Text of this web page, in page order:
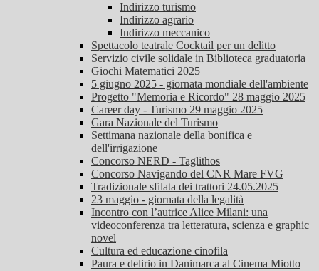
Indirizzo turismo
Indirizzo agrario
Indirizzo meccanico
Spettacolo teatrale Cocktail per un delitto
Servizio civile solidale in Biblioteca graduatoria
Giochi Matematici 2025
5 giugno 2025 - giornata mondiale dell'ambiente
Progetto "Memoria e Ricordo" 28 maggio 2025
Career day - Turismo 29 maggio 2025
Gara Nazionale del Turismo
Settimana nazionale della bonifica e
dell'irrigazione
Concorso NERD - Taglithos
Concorso Navigando del CNR Mare FVG
Tradizionale sfilata dei trattori 24.05.2025
23 maggio - giornata della legalità
Incontro con l’autrice Alice Milani: una
videoconferenza tra letteratura, scienza e graphic
novel
Cultura ed educazione cinofila
Paura e delirio in Danimarca al Cinema Miotto